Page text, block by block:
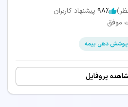
98٪ پیشنهاد کاربران
موفق
پوشش دهی بیمه
پروفایل